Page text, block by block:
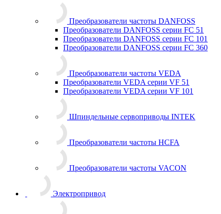
Преобразователи частоты DANFOSS
Преобразователи DANFOSS серии FC 51
Преобразователи DANFOSS серии FC 101
Преобразователи DANFOSS серии FC 360
Преобразователи частоты VEDA
Преобразователи VEDA серии VF 51
Преобразователи VEDA серии VF 101
Шпиндельные сервоприводы INTEK
Преобразователи частоты HCFA
Преобразователи частоты VACON
Электропривод